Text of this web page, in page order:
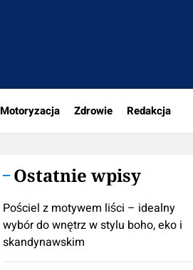
Motoryzacja Zdrowie Redakcja
Ostatnie wpisy
Pościel z motywem liści – idealny
wybór do wnętrz w stylu boho, eko i
skandynawskim